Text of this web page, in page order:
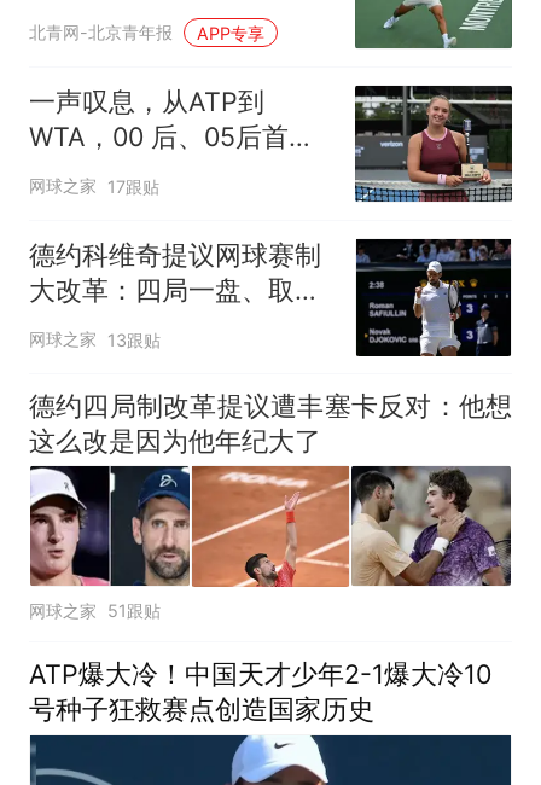
言体能透支
北青网-北京青年报 APP专享
一声叹息，从ATP到
WTA，00 后、05后首冠
选手，竟大多已成路人
网球之家 17跟贴
德约科维奇提议网球赛制
大改革：四局一盘、取消
占先！
网球之家 13跟贴
德约四局制改革提议遭丰塞卡反对：他想
这么改是因为他年纪大了
网球之家 51跟贴
ATP爆大冷！中国天才少年2-1爆大冷10
号种子狂救赛点创造国家历史